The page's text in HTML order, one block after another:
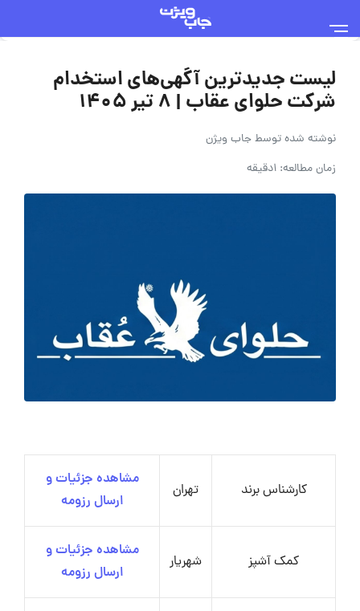
لیست جدیدترین آگهی‌های استخدام
شرکت حلوای عقاب | ۸ تیر ۱۴۰۵
نوشته شده توسطجاب ویژن
زمان مطالعه: 1دقیقه
کارشناس برند تهران
مشاهده جزئیات و
ارسال رزومه
کمک آشپز شهریار
مشاهده جزئیات و
ارسال رزومه